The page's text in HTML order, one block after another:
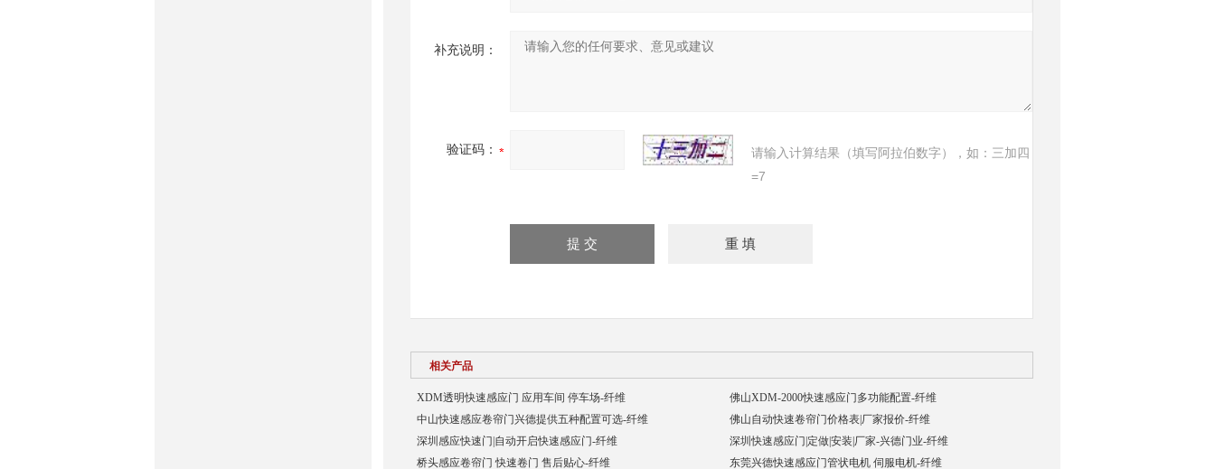
补充说明：
验证码：
请输入计算结果（填写阿拉伯数字），如：三加四
=7
相关产品
XDM透明快速感应门 应用车间 停车场-纤维
佛山XDM-2000快速感应门多功能配置-纤维
中山快速感应卷帘门兴德提供五种配置可选-纤维
佛山自动快速卷帘门价格表|厂家报价-纤维
深圳感应快速门|自动开启快速感应门-纤维
深圳快速感应门|定做|安装|厂家-兴德门业-纤维
桥头感应卷帘门 快速卷门 售后贴心-纤维
东莞兴德快速感应门管状电机 伺服电机-纤维